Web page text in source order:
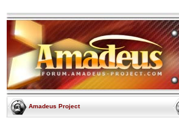
Amadeus Project